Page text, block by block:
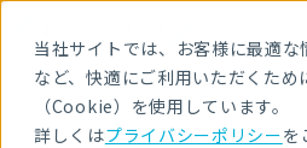
当社サイトでは、お客様に最適な
など、快適にご利用いただくため
（Cookie）を使用しています。
詳しくはプライバシーポリシーを
HOME
ニュース・トピックス
NRIセキュア、「Black Hat USA 2015」に出展